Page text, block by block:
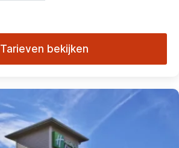
Tarieven bekijken